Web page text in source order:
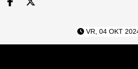
Deel op facebook
Deel op X
VR, 04 OKT